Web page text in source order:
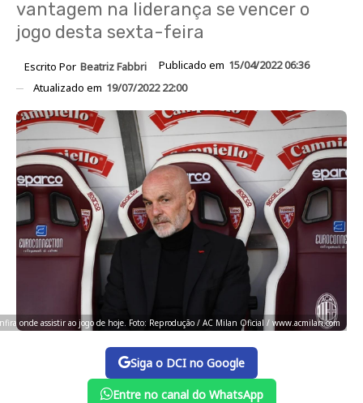
vantagem na liderança se vencer o
jogo desta sexta-feira
Escrito Por Beatriz Fabbri Publicado em 15/04/2022 06:36
Atualizado em 19/07/2022 22:00
onde assistir ao jogo de hoje. Foto: Reprodução / AC Milan Oficial / www.acmilan.com
Siga o DCI no Google
Entre no canal do WhatsApp